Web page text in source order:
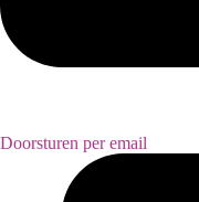
Doorsturen per email